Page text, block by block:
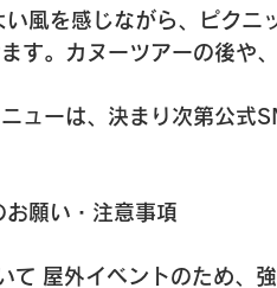
い風を感じながら、ピク
す。カヌーツアーの後や
ューは、決まり次第公式
願い・注意事項
て 屋外イベントのため、